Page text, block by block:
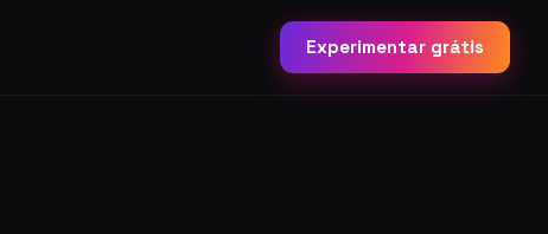
Experimentar grátis